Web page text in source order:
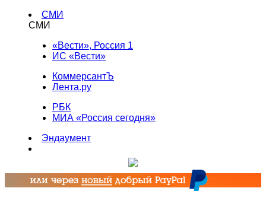
СМИ
СМИ
«Вести», Россия 1
ИС «Вести»
КоммерсантЪ
Лента.ру
РБК
МИА «Россия сегодня»
Эндаумент